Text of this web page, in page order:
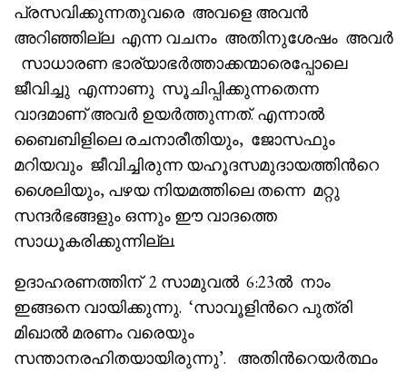
പ്രസവിക്കുന്നതുവരെ അവളെ അവൻ
അറിഞ്ഞില്ല എന്ന വചനം അതിനുശേഷം അവർ
സാധാരണ ഭാര്യാഭർത്താക്കന്മാരെപ്പോലെ
ജീവിച്ചു എന്നാണു സൂചിപ്പിക്കുന്നതെന്ന
വാദമാണ് അവർ ഉയർത്തുന്നത്. എന്നാൽ
ബൈബിളിലെ രചനാരീതിയും, ജോസഫും
മറിയവും ജീവിച്ചിരുന്ന യഹൂദസമുദായത്തിൻറെ
ശൈലിയും, പഴയ നിയമത്തിലെ തന്നെ മറ്റു
സന്ദർഭങ്ങളും ഒന്നും ഈ വാദത്തെ
സാധൂകരിക്കുന്നില്ല.
ഉദാഹരണത്തിന് 2 സാമുവൽ 6:23ൽ നാം
ഇങ്ങനെ വായിക്കുന്നു. ‘സാവൂളിൻറെ പുത്രി
മിഖാൽ മരണം വരെയും
സന്താനരഹിതയായിരുന്നു’. അതിൻറെയർത്ഥം